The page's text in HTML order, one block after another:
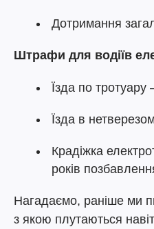
Дотримання
Штрафи для водіїв
Їзда по тротуару
Їзда в
Крадіжка
років
Нагадаємо, раніше ми
з якою плутаються